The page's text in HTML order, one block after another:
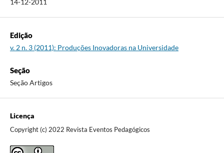
14-12-2011
Edição
v. 2 n. 3 (2011): Produções Inovadoras na Universidade
Seção
Seção Artigos
Licença
Copyright (c) 2022 Revista Eventos Pedagógicos